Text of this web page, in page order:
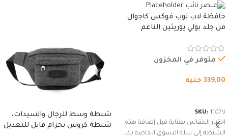
حافظة لاب توب فوكس كاجوال
من جلد بولي يوريثين الناعم
وسوستة.
متوفر في المخزون
339,00 جنيه
SKU: 11076
اختيار المقاس بعناية قبل إضافة هذه
الشنطة إلى سلة التسوق الخاصة بك،
شنطة وسط للرجال والسيدات،
شنطة كروس بحزام قابل للتعديل